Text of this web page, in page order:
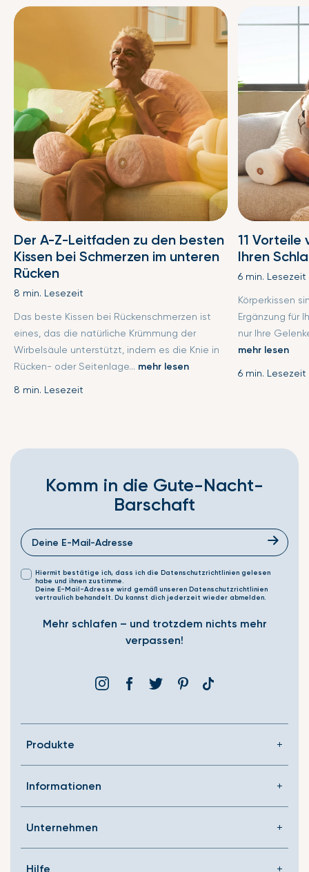
Der A-Z-Leitfaden zu den besten
Kissen bei Schmerzen im unteren
Rücken
8 min. Lesezeit
Das beste Kissen bei Rückenschmerzen ist
eines, das die natürliche Krümmung der
Wirbelsäule unterstützt, indem es die Knie in
Rücken- oder Seitenlage... mehr lesen
8 min. Lesezeit
11 Vorteile
Ihren
6 min. Lesezeit
Körperkissen
Ergänzung für
nur Ihre
mehr lesen
6 min. Lesezeit
Komm in die Gute-Nacht-
Barschaft
Hiermit bestätige ich, dass ich die Datenschutzrichtlinien gelesen
habe und ihnen zustimme.
Deine E-Mail-Adresse wird gemäß unseren Datenschutzrichtlinien
vertraulich behandelt. Du kannst dich jederzeit wieder abmelden.
Mehr schlafen – und trotzdem nichts mehr
verpassen!
InstagramFacebookÞjórsárdenPinterestTranslation
Produkte
Informationen
Unternehmen
Hilfe